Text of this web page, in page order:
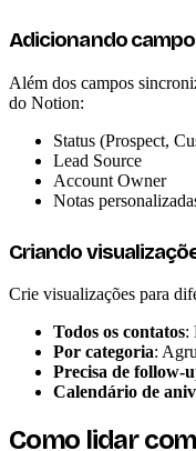
Adicionando
Além dos campos
do Notion:
Status (Prospect,
Lead Source
Account Owner
Notas
Criando
Crie visualizações para
Todos os contatos:
Por categoria:
Precisa de follow-
Calendário de
Como lidar